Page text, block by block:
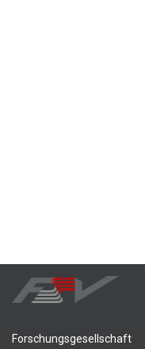
Forschungsgesellschaft